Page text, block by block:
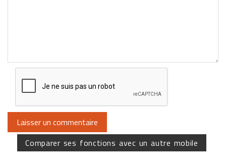
Comparer ses fonctions avec un autre mobile